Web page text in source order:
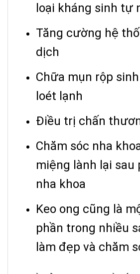
loại kháng sinh tự
Tăng cường hệ
dịch
Chữa mụn rộp
loét lạnh
Điều trị chấn
Chăm sóc nha
miệng lành lại sau
nha khoa
Keo ong cũng là
phần trong nhiều
làm đẹp và chăm